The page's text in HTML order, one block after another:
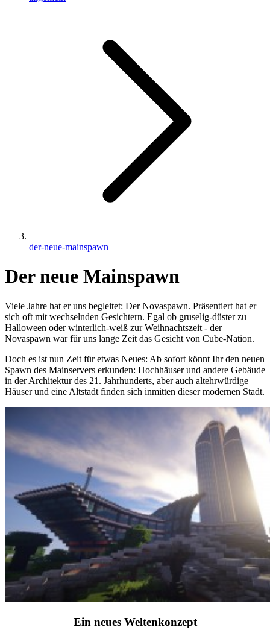
der-neue-mainspawn
Der neue Mainspawn
Viele Jahre hat er uns begleitet: Der Novaspawn. Präsentiert hat er
sich oft mit wechselnden Gesichtern. Egal ob gruselig-düster zu
Halloween oder winterlich-weiß zur Weihnachtszeit - der
Novaspawn war für uns lange Zeit das Gesicht von Cube-Nation.
Doch es ist nun Zeit für etwas Neues: Ab sofort könnt Ihr den neuen
Spawn des Mainservers erkunden: Hochhäuser und andere Gebäude
in der Architektur des 21. Jahrhunderts, aber auch altehrwürdige
Häuser und eine Altstadt finden sich inmitten dieser modernen Stadt.
Ein neues Weltenkonzept